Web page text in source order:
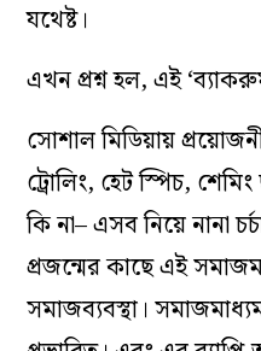
যথেষ্ট।
এখন প্রশ্ন হল, এই
সোশাল মিডিয়ায়
ট্রোলিং, হেট স্পিচ,
কি না– এসব নিয়ে নানা
প্রজন্মের কাছে এই
সমাজব্যবস্থা।